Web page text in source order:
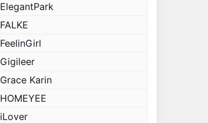
ElegantPark
FALKE
FeelinGirl
Gigileer
Grace Karin
HOMEYEE
iLover